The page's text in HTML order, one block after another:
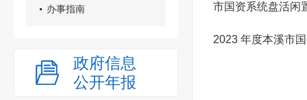
办事指南
政府信息
公开年报
市国资系统盘活闲
2023 年度本溪市